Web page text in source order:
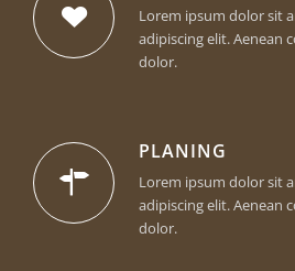
Lorem ipsum dolor sit
adipiscing elit. Aenean
dolor.
PLANING
Lorem ipsum dolor sit
adipiscing elit. Aenean
dolor.